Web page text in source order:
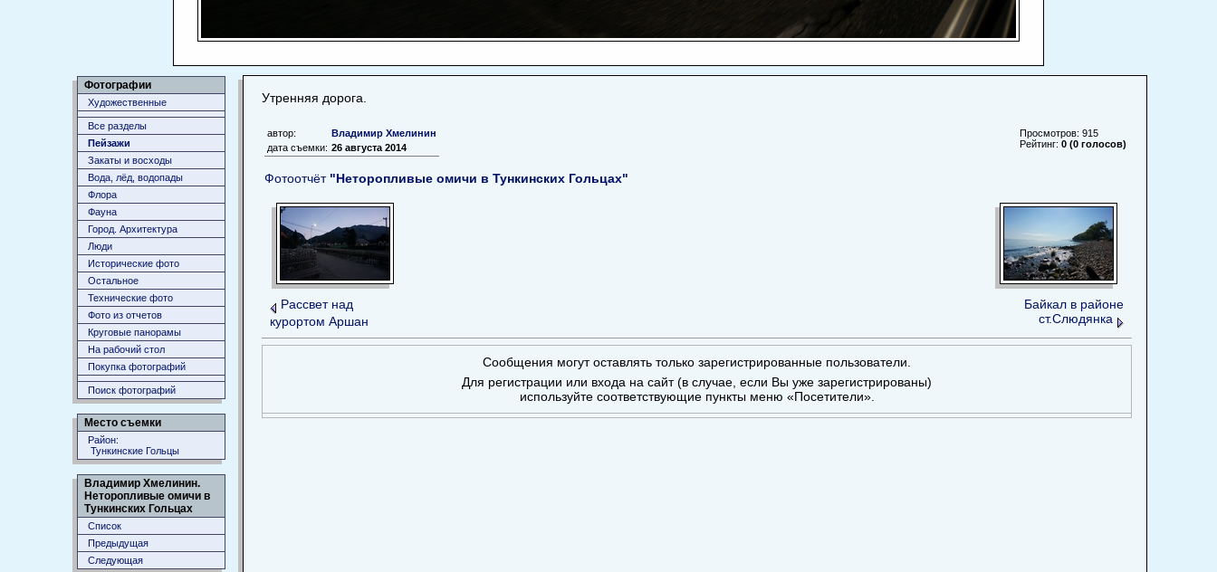
Фотографии
Художественные
Все разделы
Пейзажи
Закаты и восходы
Вода, лёд, водопады
Флора
Фауна
Город. Архитектура
Люди
Исторические фото
Остальное
Технические фото
Фото из отчетов
Круговые панорамы
На рабочий стол
Покупка фотографий
Поиск фотографий
Место съемки
Район:
Тункинские Гольцы
Владимир Хмелинин.
Неторопливые омичи в
Тункинских Гольцах
Список
Предыдущая
Следующая
Утренняя дорога.
автор:
Владимир Хмелинин
дата съемки: 26 августа 2014
Фотоотчёт "Неторопливые омичи в Тункинских Гольцах"
Просмотров: 915
Рейтинг: 0 (0 голосов)
Рассвет над
курортом Аршан
Байкал в районе
ст.Слюдянка
Сообщения могут оставлять только зарегистрированные пользователи.
Для регистрации или входа на сайт (в случае, если Вы уже зарегистрированы)
используйте соответствующие пункты меню «Посетители».